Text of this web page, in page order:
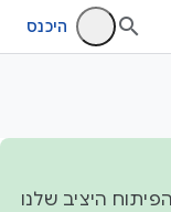
היכנס
הפיתוח היציב שלנו